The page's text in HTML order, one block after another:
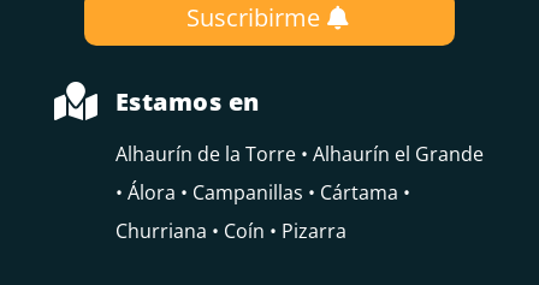
Suscribirme
 Estamos en
Alhaurín de la Torre • Alhaurín el Grande
• Álora • Campanillas • Cártama •
Churriana • Coín • Pizarra